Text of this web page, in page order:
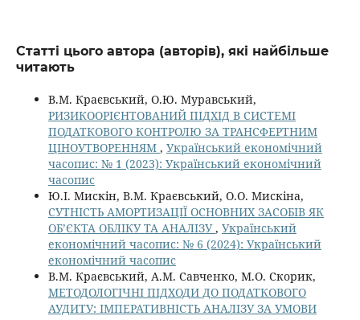
Статті цього автора (авторів), які найбільше
читають
В.М. Краєвський, О.Ю. Муравський,
РИЗИКООРІЄНТОВАНИЙ ПІДХІД В СИСТЕМІ
ПОДАТКОВОГО КОНТРОЛЮ ЗА ТРАНСФЕРТНИМ
ЦІНОУТВОРЕННЯМ , Український економічний
часопис: № 1 (2023): Український економічний
часопис
Ю.І. Мискін, В.М. Краєвський, О.О. Мискіна,
СУТНІСТЬ АМОРТИЗАЦІЇ ОСНОВНИХ ЗАСОБІВ ЯК
ОБ’ЄКТА ОБЛІКУ ТА АНАЛІЗУ, Український
економічний часопис: № 6 (2024): Український
економічний часопис
В.М. Краєвський, А.М. Савченко, М.О. Скорик,
МЕТОДОЛОГІЧНІ ПІДХОДИ ДО ПОДАТКОВОГО
АУДИТУ: ІМПЕРАТИВНІСТЬ АНАЛІЗУ ЗА УМОВИ